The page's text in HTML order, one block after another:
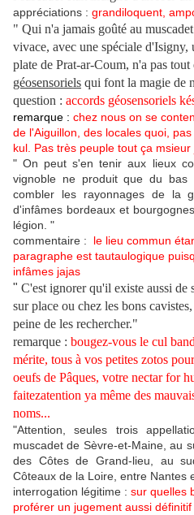
appréciations : grandiloquent,
" Qui n'a jamais goûté au
vivace, avec une spéciale d'Isigny,
plate de Prat-ar-Coum, n'a pas tout
géosensoriels qui font la magie de
question : accords géosensoriels
remarque : chez nous on se
de l'Aiguillon, des locales quoi,
kul. Pas très peuple tout ça msieur
" On peut s'en tenir aux lieux
vignoble ne produit que du
combler les rayonnages de la
d'infâmes bordeaux et
légion. "
commentaire : le lieu commun
paragraphe est tautaulogique
infâmes jajas
" C'est ignorer qu'il existe aussi de
sur place ou chez les bons
peine de les rechercher."
remarque : bougez-vous le cul
mérite, tous à vos petites zotos
oeufs de Pâques, votre nectar for
faitezatention ya même des
noms...
"Attention, seules trois
muscadet de Sèvre-et-Maine, au
des Côtes de Grand-lieu, au
Côteaux de la Loire, entre Nantes
interrogation légitime : sur quelles
proférer un jugement aussi définitif